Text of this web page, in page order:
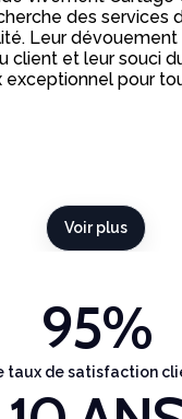
des services
Leur dévouement
client et leur souci
exceptionnel pour
Voir plus
taux de satisfaction
95%